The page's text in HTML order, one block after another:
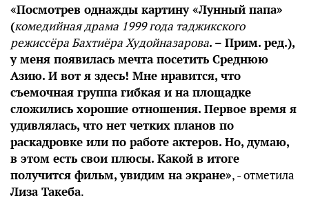
«Посмотрев однажды картину «Лунный папа»
(комедийная драма 1999 года таджикского
режиссёра Бахтиёра Худойназарова. – Прим. ред.),
у меня появилась мечта посетить Среднюю
Азию. И вот я здесь! Мне нравится, что
съемочная группа гибкая и на площадке
сложились хорошие отношения. Первое время я
удивлялась, что нет четких планов по
раскадровке или по работе актеров. Но, думаю,
в этом есть свои плюсы. Какой в итоге
получится фильм, увидим на экране», - отметила
Лиза Такеба.